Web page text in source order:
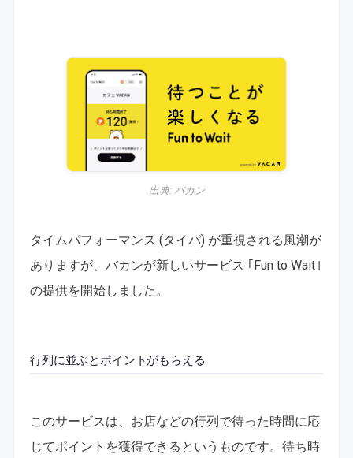
出典: バカン
タイムパフォーマンス (タイパ) が重視される風潮が
ありますが、バカンが新しいサービス ｢Fun to Wait｣
の提供を開始しました。
行列に並ぶとポイントがもらえる
このサービスは、お店などの行列で待った時間に応
じてポイントを獲得できるというものです。待ち時